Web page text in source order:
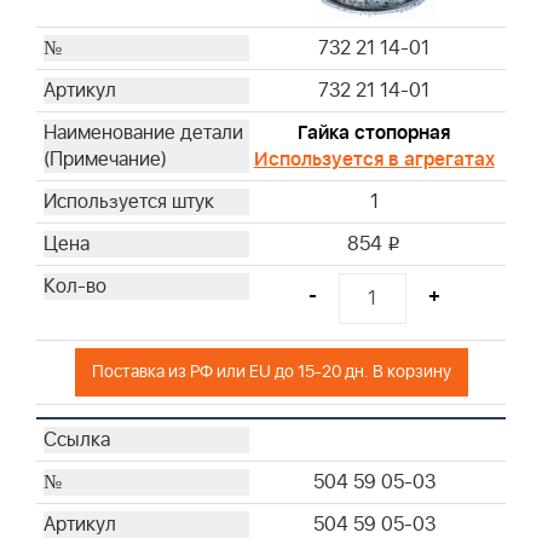
732 21 14-01
732 21 14-01
Гайка стопорная
Используется в агрегатах
1
854 i
- +
Поставка из РФ или EU до 15-20 дн. В корзину
504 59 05-03
504 59 05-03